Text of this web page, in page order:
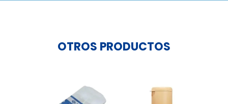
OTROS PRODUCTOS